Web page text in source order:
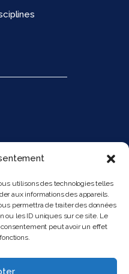
utilisons des technologies telles
aux informations des appareils.
permettra de traiter des données
ou les ID uniques sur ce site. Le
peut avoir un effet
France